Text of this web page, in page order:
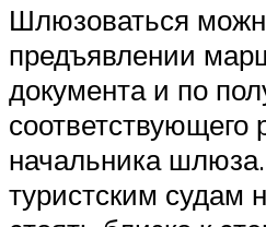
Шлюзоваться
предъявлении
документа и по
соответствующего
начальника
туристским судам